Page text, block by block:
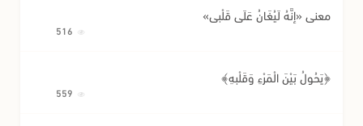
معنى «إِنَّهُ لَيُغَانُ عَلَى قَلْبِي»
﴿يَحُولُ بَيْنَ الْمَرْءِ وَقَلْبِهِ﴾